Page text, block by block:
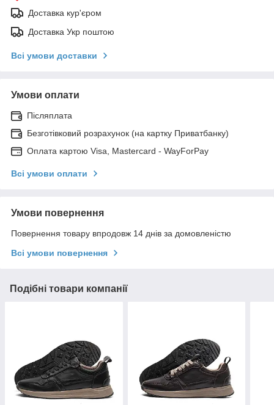
Доставка кур'єром
Доставка Укр поштою
Всі умови доставки
Умови оплати
Післяплата
Безготівковий розрахунок (на картку Приватбанку)
Оплата картою Visa, Mastercard - WayForPay
Всі умови оплати
Умови повернення
Повернення товару впродовж 14 днів за домовленістю
Всі умови повернення
Подібні товари компанії